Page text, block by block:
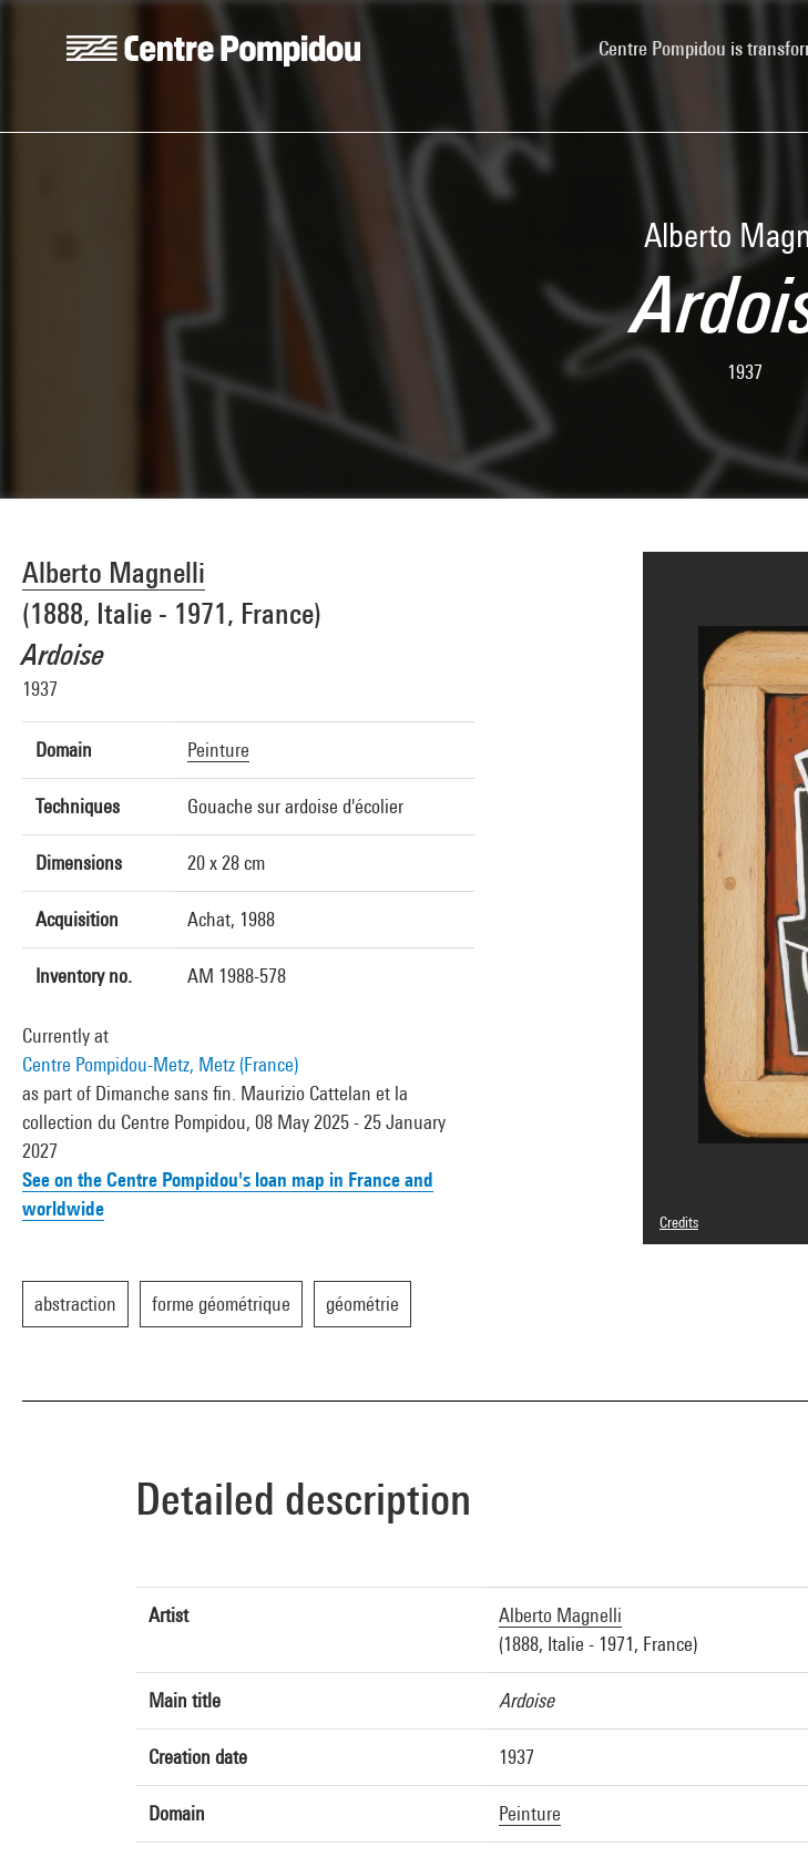
Centre Pompidou is
Alberto
1937
Alberto Magnelli
(1888, Italie - 1971, France)
Ardoise
1937
Domain Peinture
Techniques Gouache sur ardoise d'écolier
Dimensions 20 x 28 cm
Acquisition Achat, 1988
Inventory no. AM 1988-578
Currently at
Centre Pompidou-Metz, Metz (France)
as part of Dimanche sans fin. Maurizio Cattelan et la
collection du Centre Pompidou, 08 May 2025 - 25 January
2027
See on the Centre Pompidou's loan map in France and
worldwide
abstraction forme géométrique géométrie
Credits
© Adagp, Paris
Detailed description
Artist
Alberto Magnelli
(1888, Italie - 1971, France)
Main title Ardoise
Creation date 1937
Domain Peinture